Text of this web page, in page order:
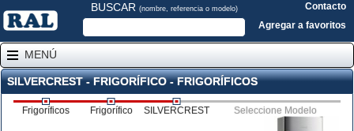
BUSCAR (nombre, referencia o modelo)
Contacto
Agregar a favoritos
MENÚ
SILVERCREST - FRIGORÍFICO - FRIGORÍFICOS
Frigoríficos Frigorífico SILVERCREST Seleccione Modelo